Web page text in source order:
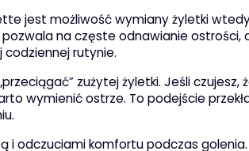
jest możliwość wymiany żyletki
pozwala na częste odnawianie
codziennej rutynie.
zużytej żyletki. Jeśli
wymienić ostrze. To podejście
i odczuciami komfortu podczas golenia.